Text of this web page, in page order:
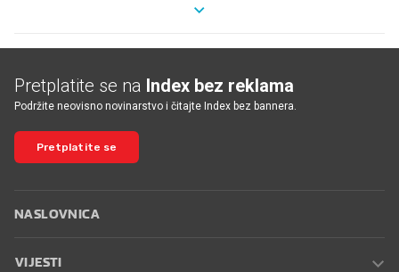
Pretplatite se na Index bez reklama
Podržite neovisno novinarstvo i čitajte Index bez bannera.
Pretplatite se
NASLOVNICA
VIJESTI